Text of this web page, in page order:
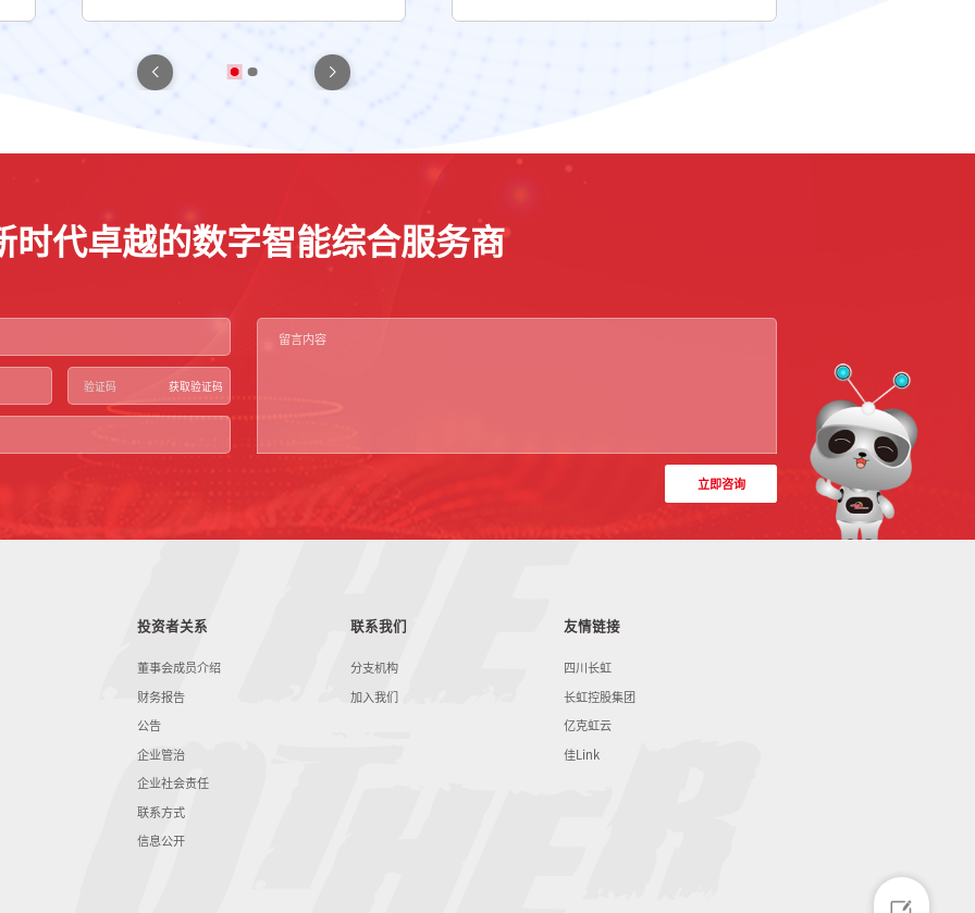
时代卓越的数字智能综合服务商
获取验证码
立即咨询
投资者关系
董事会成员介绍
财务报告
公告
企业管治
企业社会责任
联系方式
信息公开
联系我们
分支机构
加入我们
友情链接
四川长虹
长虹控股集团
亿克虹云
佳Link